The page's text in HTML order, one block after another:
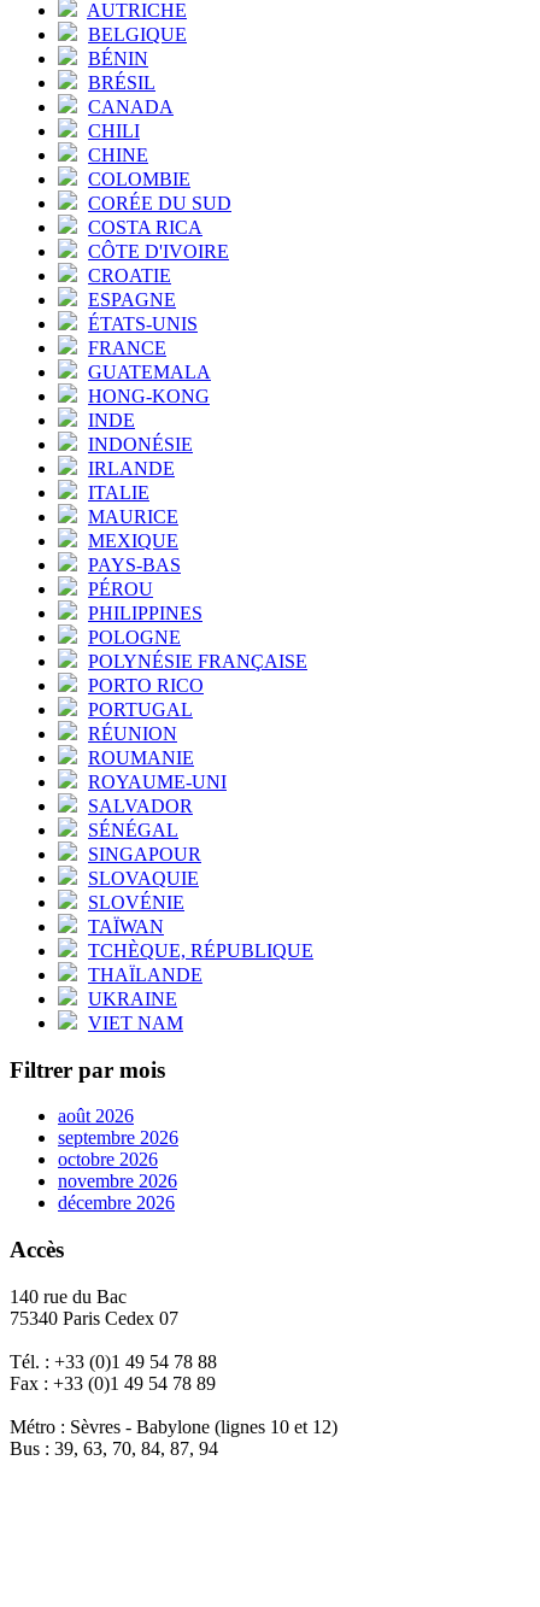
AUTRICHE
BELGIQUE
BÉNIN
BRÉSIL
CANADA
CHILI
CHINE
COLOMBIE
CORÉE DU SUD
COSTA RICA
CÔTE D'IVOIRE
CROATIE
ESPAGNE
ÉTATS-UNIS
FRANCE
GUATEMALA
HONG-KONG
INDE
INDONÉSIE
IRLANDE
ITALIE
MAURICE
MEXIQUE
PAYS-BAS
PÉROU
PHILIPPINES
POLOGNE
POLYNÉSIE FRANÇAISE
PORTO RICO
PORTUGAL
RÉUNION
ROUMANIE
ROYAUME-UNI
SALVADOR
SÉNÉGAL
SINGAPOUR
SLOVAQUIE
SLOVÉNIE
TAÏWAN
TCHÈQUE, RÉPUBLIQUE
THAÏLANDE
UKRAINE
VIET NAM
Filtrer par mois
août 2026
septembre 2026
octobre 2026
novembre 2026
décembre 2026
Accès
140 rue du Bac
75340 Paris Cedex 07
Tél. : +33 (0)1 49 54 78 88
Fax : +33 (0)1 49 54 78 89
Métro : Sèvres - Babylone (lignes 10 et 12)
Bus : 39, 63, 70, 84, 87, 94